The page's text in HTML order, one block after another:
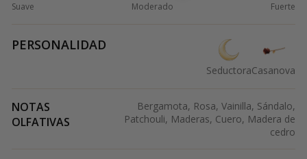
Suave Moderado Fuerte
PERSONALIDAD
SeductoraCasanova
NOTAS
OLFATIVAS
Bergamota, Rosa, Vainilla, Sándalo,
Patchouli, Maderas, Cuero, Madera de
cedro